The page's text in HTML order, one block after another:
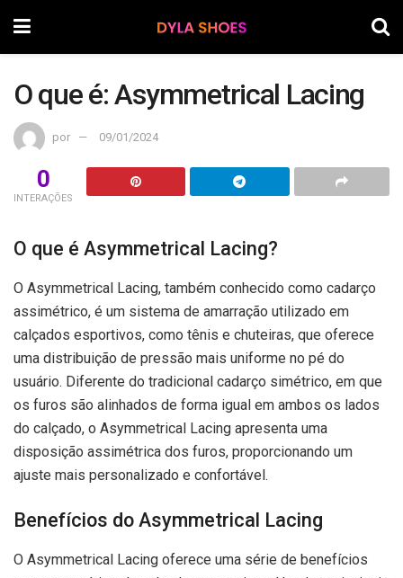
O que é: Asymmetrical Lacing
por 09/01/2024
0
INTERAÇÕES
O que é Asymmetrical Lacing?
O Asymmetrical Lacing, também conhecido como cadarço
assimétrico, é um sistema de amarração utilizado em
calçados esportivos, como tênis e chuteiras, que oferece
uma distribuição de pressão mais uniforme no pé do
usuário. Diferente do tradicional cadarço simétrico, em que
os furos são alinhados de forma igual em ambos os lados
do calçado, o Asymmetrical Lacing apresenta uma
disposição assimétrica dos furos, proporcionando um
ajuste mais personalizado e confortável.
Benefícios do Asymmetrical Lacing
O Asymmetrical Lacing oferece uma série de benefícios